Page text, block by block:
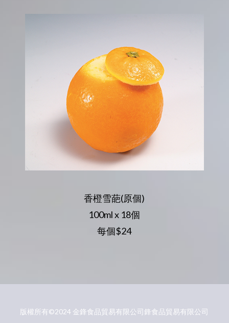
香橙雪葩(原個)
100ml x 18個
每個$24
版權所有©2024 金鋒食品貿易有限公司鋒食品貿易有限公司